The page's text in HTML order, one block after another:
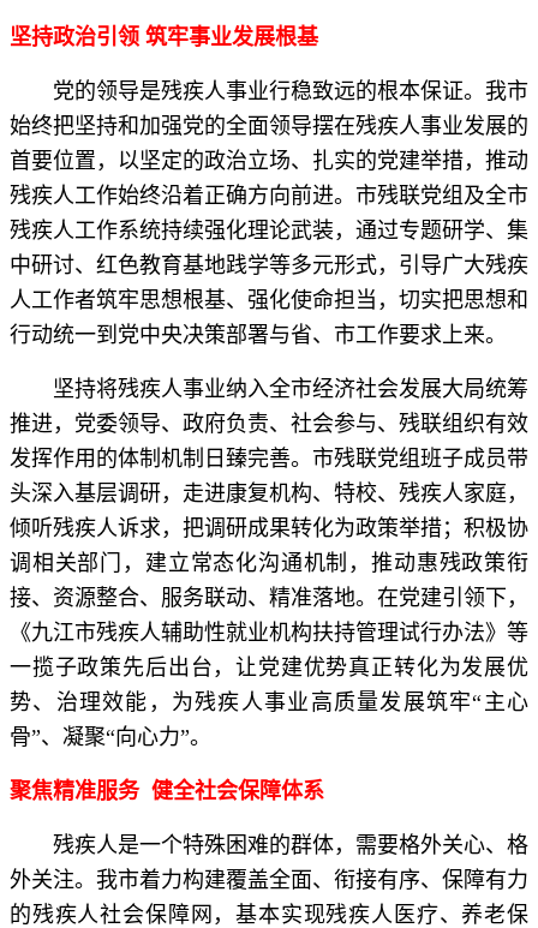
坚持政治引领 筑牢事业发展根基
党的领导是残疾人事业行稳致远的根本保证。我市
始终把坚持和加强党的全面领导摆在残疾人事业发展的
首要位置，以坚定的政治立场、扎实的党建举措，推动
残疾人工作始终沿着正确方向前进。市残联党组及全市
残疾人工作系统持续强化理论武装，通过专题研学、集
中研讨、红色教育基地践学等多元形式，引导广大残疾
人工作者筑牢思想根基、强化使命担当，切实把思想和
行动统一到党中央决策部署与省、市工作要求上来。
坚持将残疾人事业纳入全市经济社会发展大局统筹
推进，党委领导、政府负责、社会参与、残联组织有效
发挥作用的体制机制日臻完善。市残联党组班子成员带
头深入基层调研，走进康复机构、特校、残疾人家庭，
倾听残疾人诉求，把调研成果转化为政策举措；积极协
调相关部门，建立常态化沟通机制，推动惠残政策衔
接、资源整合、服务联动、精准落地。在党建引领下，
《九江市残疾人辅助性就业机构扶持管理试行办法》等
一揽子政策先后出台，让党建优势真正转化为发展优
势、治理效能，为残疾人事业高质量发展筑牢“主心
骨”、凝聚“向心力”。
聚焦精准服务 健全社会保障体系
残疾人是一个特殊困难的群体，需要格外关心、格
外关注。我市着力构建覆盖全面、衔接有序、保障有力
的残疾人社会保障网，基本实现残疾人医疗、养老保